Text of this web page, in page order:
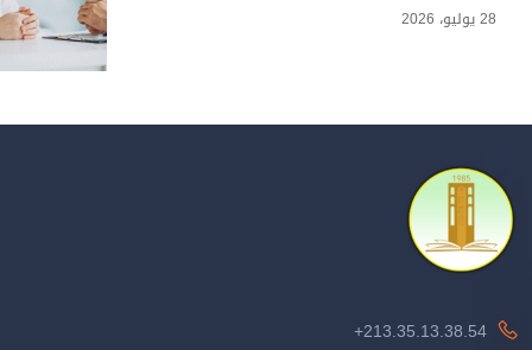
28 يوليو، 2026
213.35.13.38.54+